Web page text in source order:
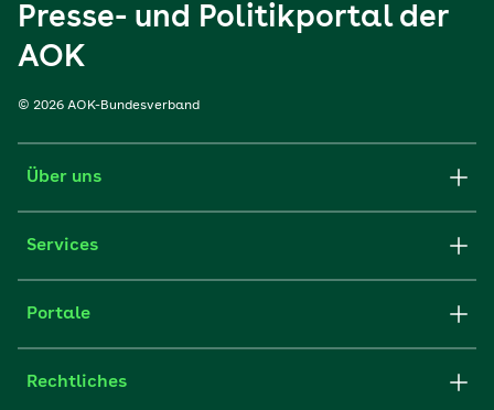
Presse- und Politikportal der
AOK
© 2026 AOK-Bundesverband
Über uns
Services
Portale
Rechtliches